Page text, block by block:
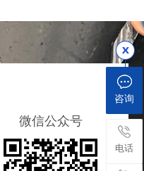
微信公众号
咨询
电话